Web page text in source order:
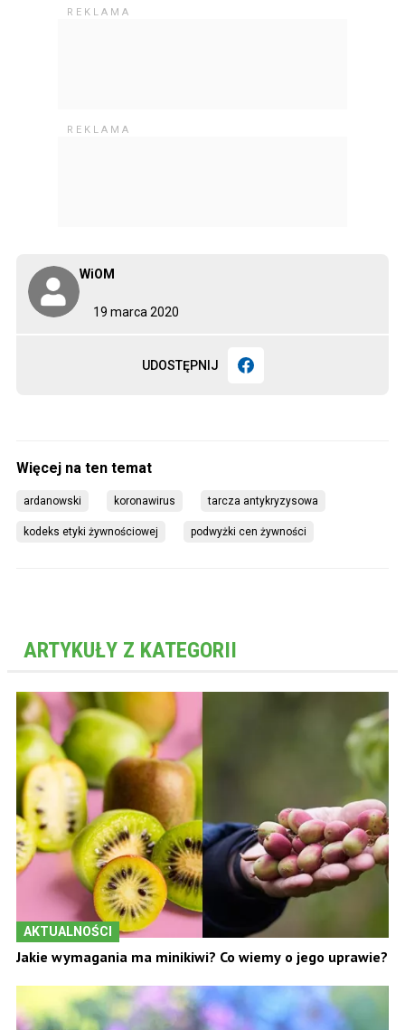
19 marca 2020
WiOM
UDOSTĘPNIJ
ardanowski koronawirus tarcza antykryzysowa
kodeks etyki żywnościowej podwyżki cen żywności
ARTYKUŁY Z KATEGORII
AKTUALNOŚCI
Jakie wymagania ma minikiwi? Co wiemy o jego uprawie?